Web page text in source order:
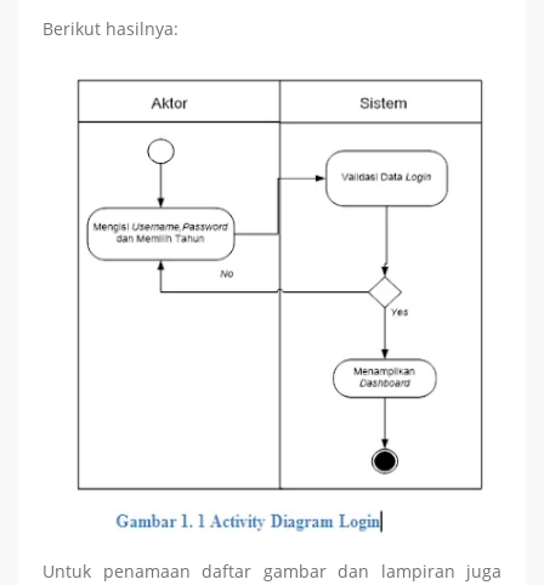
Berikut hasilnya:
Untuk penamaan daftar gambar dan lampiran juga